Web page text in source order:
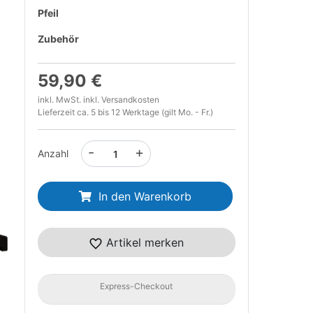
Pfeil
Zubehör
59,90 €
inkl. MwSt. inkl. Versandkosten
Lieferzeit ca. 5 bis 12 Werktage (gilt Mo. - Fr.)
Anzahl +
-
In den Warenkorb
Artikel merken
Express-Checkout